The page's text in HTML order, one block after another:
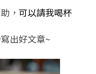
， 可以請我喝杯
出好文章~